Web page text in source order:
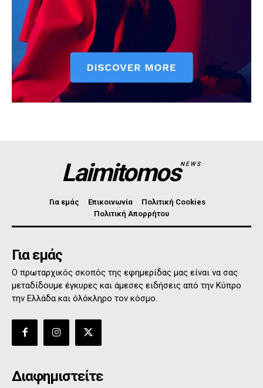
LaimitomosNEWS
Για εμάς Επικοινωνία
Πολιτική Cookies
Πολιτική Απορρήτου
Για εμάς
Ο πρωταρχικός σκοπός της εφημερίδας μας είναι να σας
μεταδίδουμε έγκυρες και άμεσες ειδήσεις από την Κύπρο
την Ελλάδα και όλόκληρο τον κόσμο.
Διαφημιστείτε